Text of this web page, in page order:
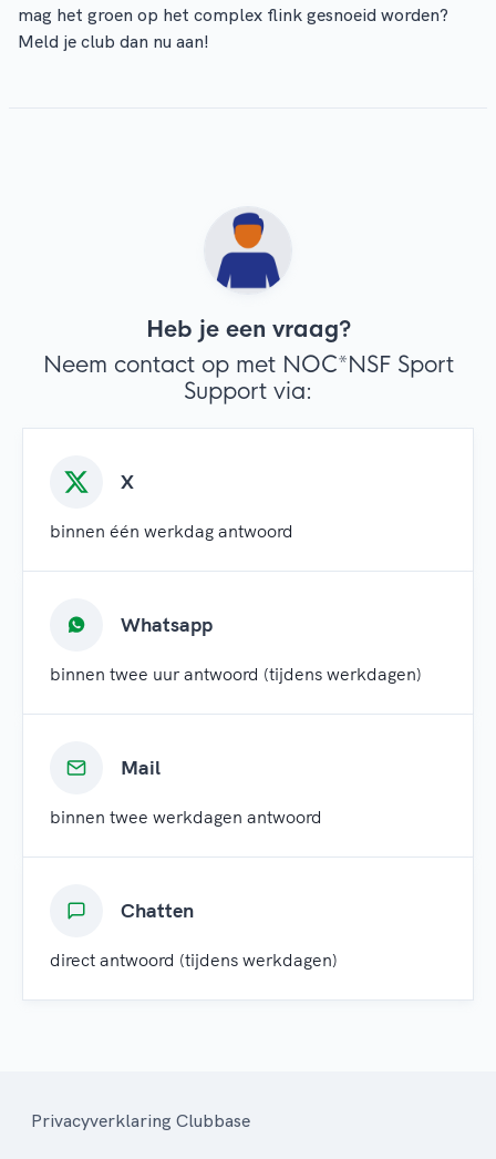
mag het groen op het complex flink gesnoeid worden?
Meld je club dan nu aan!
Heb je een vraag?
Neem contact op met NOC*NSF Sport
Support via:
X
binnen één werkdag antwoord
Whatsapp
binnen twee uur antwoord (tijdens werkdagen)
Mail
binnen twee werkdagen antwoord
Chatten
direct antwoord (tijdens werkdagen)
Privacyverklaring Clubbase